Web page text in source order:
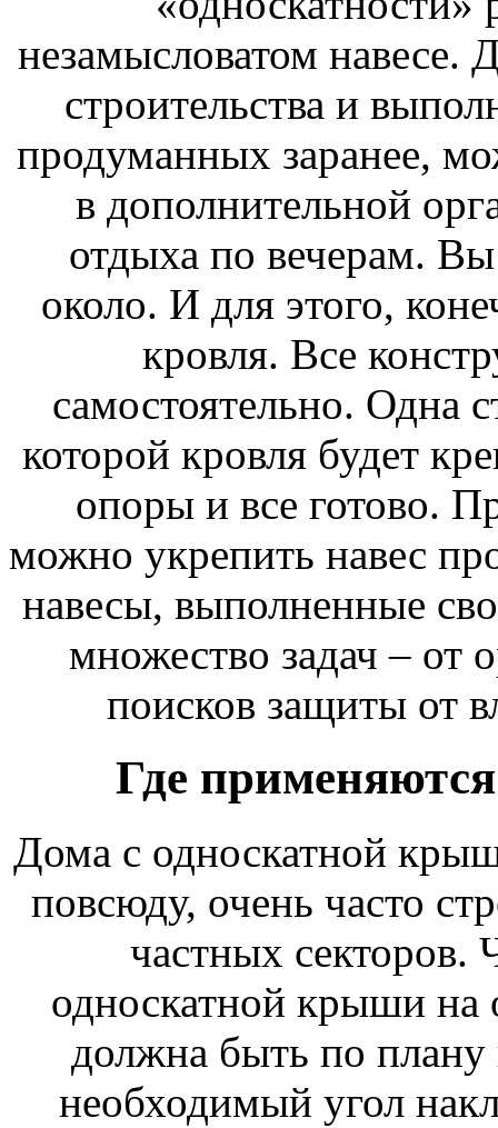
незамысловатом навесе.
строительства и
продуманных заранее,
в дополнительной
отдыха по вечерам.
около. И для этого,
кровля. Все
самостоятельно. Одна
которой кровля будет
опоры и все готово.
можно укрепить навес
навесы, выполненные
множество задач – от
поисков защиты от
Где
Дома с односкатной
повсюду, очень часто
частных секторов.
односкатной крыши на
должна быть по
необходимый угол